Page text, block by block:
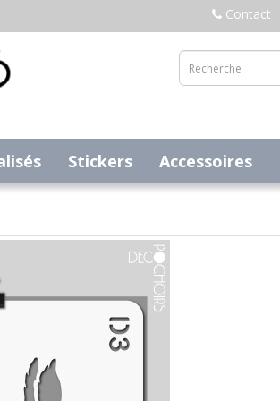
Contact
Stickers Accessoires